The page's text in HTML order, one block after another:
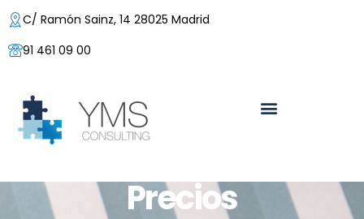
C/ Ramón Sainz, 14 28025 Madrid
91 461 09 00
Precios